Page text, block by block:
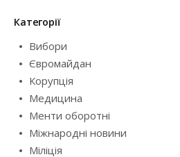
Категорії
Вибори
Євромайдан
Корупція
Медицина
Менти оборотні
Міжнародні новини
Міліція